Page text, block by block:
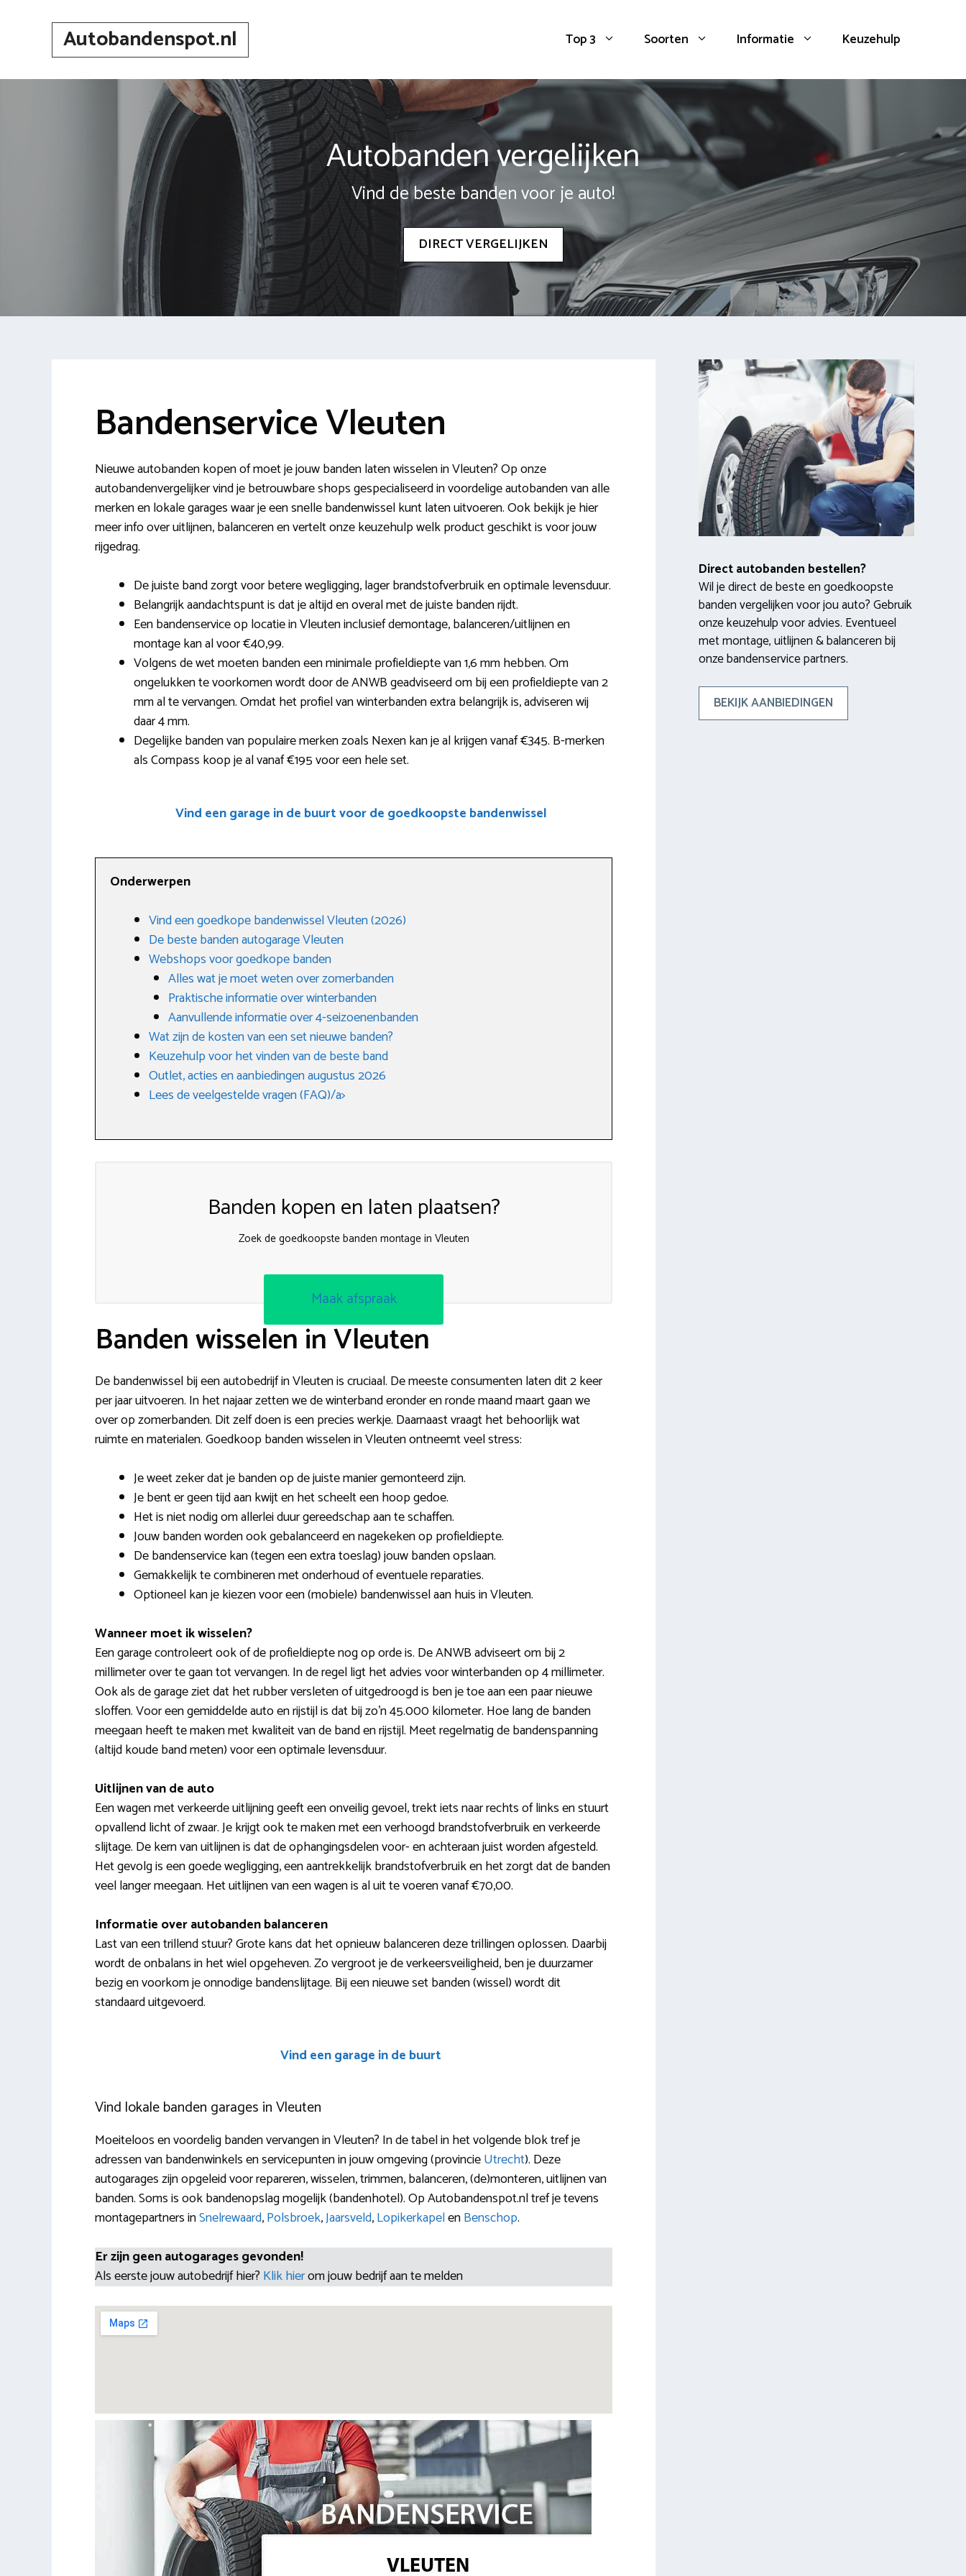
Autobandenspot.nl Top 3 Soorten Informatie Keuzehulp
Autobanden vergelijken
Vind de beste banden voor je auto!
DIRECT VERGELIJKEN
Bandenservice Vleuten
Nieuwe autobanden kopen of moet je jouw banden laten wisselen in Vleuten? Op onze
autobandenvergelijker vind je betrouwbare shops gespecialiseerd in voordelige autobanden van alle
merken en lokale garages waar je een snelle bandenwissel kunt laten uitvoeren. Ook bekijk je hier
meer info over uitlijnen, balanceren en vertelt onze keuzehulp welk product geschikt is voor jouw
rijgedrag.
De juiste band zorgt voor betere wegligging, lager brandstofverbruik en optimale levensduur.
Belangrijk aandachtspunt is dat je altijd en overal met de juiste banden rijdt.
Een bandenservice op locatie in Vleuten inclusief demontage, balanceren/uitlijnen en
montage kan al voor €40,99.
Volgens de wet moeten banden een minimale profieldiepte van 1,6 mm hebben. Om
ongelukken te voorkomen wordt door de ANWB geadviseerd om bij een profieldiepte van 2
mm al te vervangen. Omdat het profiel van winterbanden extra belangrijk is, adviseren wij
daar 4 mm.
Degelijke banden van populaire merken zoals Nexen kan je al krijgen vanaf €345. B-merken
als Compass koop je al vanaf €195 voor een hele set.
Vind een garage in de buurt voor de goedkoopste bandenwissel
Onderwerpen
Vind een goedkope bandenwissel Vleuten (2026)
De beste banden autogarage Vleuten
Webshops voor goedkope banden
Alles wat je moet weten over zomerbanden
Praktische informatie over winterbanden
Aanvullende informatie over 4-seizoenenbanden
Wat zijn de kosten van een set nieuwe banden?
Keuzehulp voor het vinden van de beste band
Outlet, acties en aanbiedingen augustus 2026
Lees de veelgestelde vragen (FAQ)/a>
Banden kopen en laten plaatsen?
Zoek de goedkoopste banden montage in Vleuten
Maak afspraak
Banden wisselen in Vleuten
De bandenwissel bij een autobedrijf in Vleuten is cruciaal. De meeste consumenten laten dit 2 keer
per jaar uitvoeren. In het najaar zetten we de winterband eronder en ronde maand maart gaan we
over op zomerbanden. Dit zelf doen is een precies werkje. Daarnaast vraagt het behoorlijk wat
ruimte en materialen. Goedkoop banden wisselen in Vleuten ontneemt veel stress:
Je weet zeker dat je banden op de juiste manier gemonteerd zijn.
Je bent er geen tijd aan kwijt en het scheelt een hoop gedoe.
Het is niet nodig om allerlei duur gereedschap aan te schaffen.
Jouw banden worden ook gebalanceerd en nagekeken op profieldiepte.
De bandenservice kan (tegen een extra toeslag) jouw banden opslaan.
Gemakkelijk te combineren met onderhoud of eventuele reparaties.
Optioneel kan je kiezen voor een (mobiele) bandenwissel aan huis in Vleuten.
Wanneer moet ik wisselen?
Een garage controleert ook of de profieldiepte nog op orde is. De ANWB adviseert om bij 2
millimeter over te gaan tot vervangen. In de regel ligt het advies voor winterbanden op 4 millimeter.
Ook als de garage ziet dat het rubber versleten of uitgedroogd is ben je toe aan een paar nieuwe
sloffen. Voor een gemiddelde auto en rijstijl is dat bij zo’n 45.000 kilometer. Hoe lang de banden
meegaan heeft te maken met kwaliteit van de band en rijstijl. Meet regelmatig de bandenspanning
(altijd koude band meten) voor een optimale levensduur.
Uitlijnen van de auto
Een wagen met verkeerde uitlijning geeft een onveilig gevoel, trekt iets naar rechts of links en stuurt
opvallend licht of zwaar. Je krijgt ook te maken met een verhoogd brandstofverbruik en verkeerde
slijtage. De kern van uitlijnen is dat de ophangingsdelen voor- en achteraan juist worden afgesteld.
Het gevolg is een goede wegligging, een aantrekkelijk brandstofverbruik en het zorgt dat de banden
veel langer meegaan. Het uitlijnen van een wagen is al uit te voeren vanaf €70,00.
Informatie over autobanden balanceren
Last van een trillend stuur? Grote kans dat het opnieuw balanceren deze trillingen oplossen. Daarbij
wordt de onbalans in het wiel opgeheven. Zo vergroot je de verkeersveiligheid, ben je duurzamer
bezig en voorkom je onnodige bandenslijtage. Bij een nieuwe set banden (wissel) wordt dit
standaard uitgevoerd.
Vind een garage in de buurt
Vind lokale banden garages in Vleuten
Moeiteloos en voordelig banden vervangen in Vleuten? In de tabel in het volgende blok tref je
adressen van bandenwinkels en servicepunten in jouw omgeving (provincieUtrecht). Deze
autogarages zijn opgeleid voor repareren, wisselen, trimmen, balanceren, (de)monteren, uitlijnen van
banden. Soms is ook bandenopslag mogelijk (bandenhotel). Op Autobandenspot.nl tref je tevens
montagepartners inSnelrewaard,Polsbroek,Jaarsveld,LopikerkapelenBenschop.
Er zijn geen autogarages gevonden!
Als eerste jouw autobedrijf hier? Klik hierom jouw bedrijf aan te melden
Direct autobanden bestellen?
Wil je direct de beste en goedkoopste
banden vergelijken voor jou auto? Gebruik
onze keuzehulp voor advies. Eventueel
met montage, uitlijnen & balanceren bij
onze bandenservice partners.
BEKIJK AANBIEDINGEN